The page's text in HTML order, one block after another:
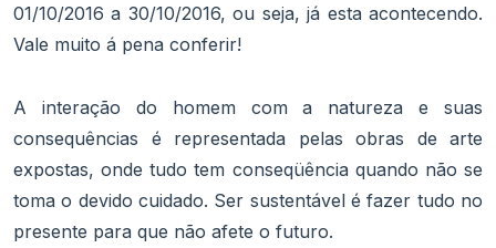
01/10/2016 a 30/10/2016, ou seja, já esta acontecendo.
Vale muito á pena conferir!
A interação do homem com a natureza e suas
consequências é representada pelas obras de arte
expostas, onde tudo tem conseqüência quando não se
toma o devido cuidado. Ser sustentável é fazer tudo no
presente para que não afete o futuro.